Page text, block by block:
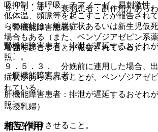
吸抑制・無呼吸、チアノーゼ、易刺激性
低体温、頻脈等を起こすことが報告され
らの症状は、離脱症状あるいは新生児仮
場合もある（また、ベンゾジアゼピン系
増強を起こすことが報告されている）。
９．５．３． 分娩前に連用した場合、
症状があらわれることが、ベンゾジアゼ
れている。
（授乳婦）
授乳を避けさせること。
９．１．４． 衰弱患者：副作用があらわ
（腎機能障害患者）
腎機能障害患者：排泄が遅延するおそれ
照〕。
（肝機能障害患者）
肝機能障害患者：排泄が遅延するおそれ
照〕。
相互作用